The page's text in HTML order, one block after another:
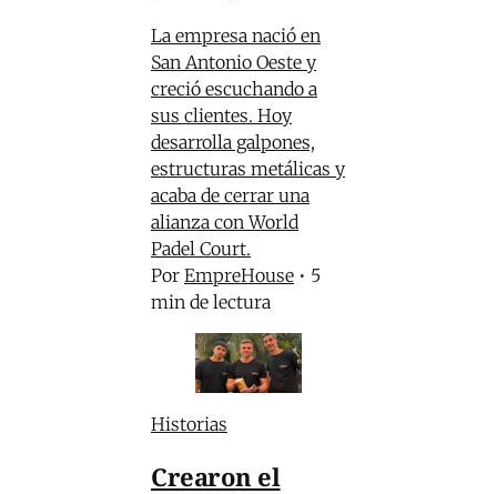
La empresa nació en
San Antonio Oeste y
creció escuchando a
sus clientes. Hoy
desarrolla galpones,
estructuras metálicas y
acaba de cerrar una
alianza con World
Padel Court.
Por EmpreHouse • 5
min de lectura
Historias
Crearon el